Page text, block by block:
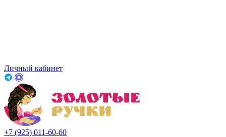
Личный кабинет
+7 (925) 011-60-60